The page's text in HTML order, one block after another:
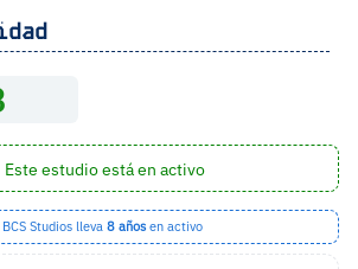
Este estudio está en activo
BCS Studios lleva 8 años en activo